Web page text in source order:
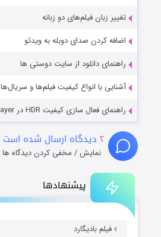
پیشنهادها
فیلم بادیگارد
تغییر زبان فیلم‌های دو زبانه
اضافه کردن صدای دوبله به ویدئو
راهنمای دانلود از سایت دوستی ها
آشنایی با انواع کیفیت فیلم‌ها و سریال‌ها
راهنمای فعال سازی کیفیت HDR در PotPlayer
۲ دیدگاه ارسال شده است
نمایش / مخفی کردن دیدگاه ها